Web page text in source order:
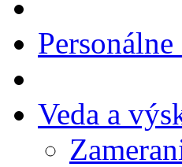
Veda a